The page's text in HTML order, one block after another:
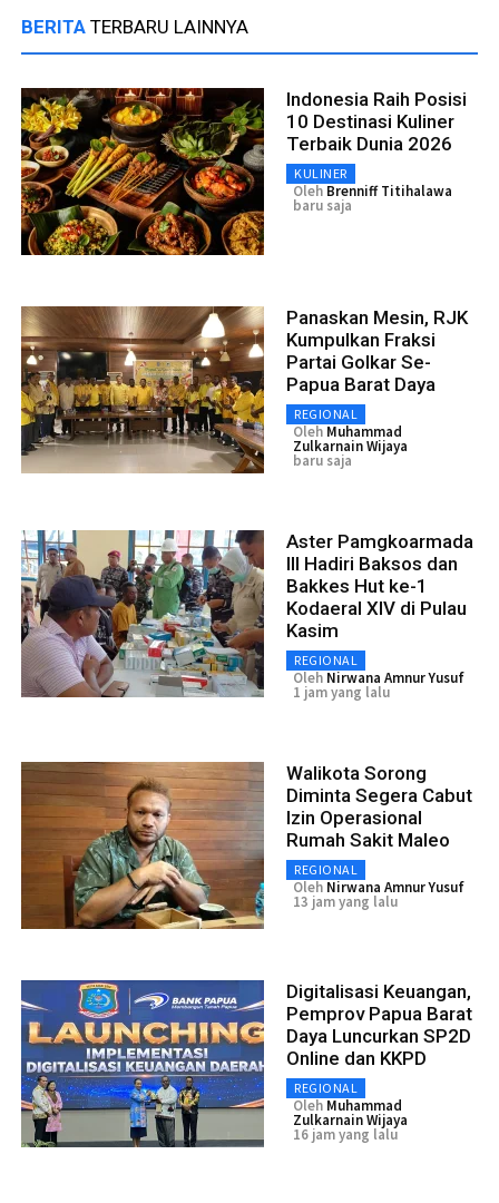
BERITA TERBARU LAINNYA
Indonesia Raih Posisi
10 Destinasi Kuliner
Terbaik Dunia 2026
KULINER
Oleh Brenniff Titihalawa
baru saja
Panaskan Mesin, RJK
Kumpulkan Fraksi
Partai Golkar Se-
Papua Barat Daya
REGIONAL
Oleh Muhammad
Zulkarnain Wijaya
baru saja
Aster Pamgkoarmada
III Hadiri Baksos dan
Bakkes Hut ke-1
Kodaeral XIV di Pulau
Kasim
REGIONAL
Oleh Nirwana Amnur Yusuf
1 jam yang lalu
Walikota Sorong
Diminta Segera Cabut
Izin Operasional
Rumah Sakit Maleo
REGIONAL
Oleh Nirwana Amnur Yusuf
13 jam yang lalu
Digitalisasi Keuangan,
Pemprov Papua Barat
Daya Luncurkan SP2D
Online dan KKPD
REGIONAL
Oleh Muhammad
Zulkarnain Wijaya
16 jam yang lalu